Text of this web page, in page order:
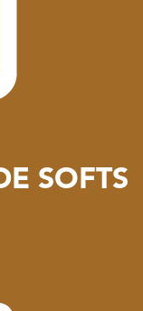
SOFTS